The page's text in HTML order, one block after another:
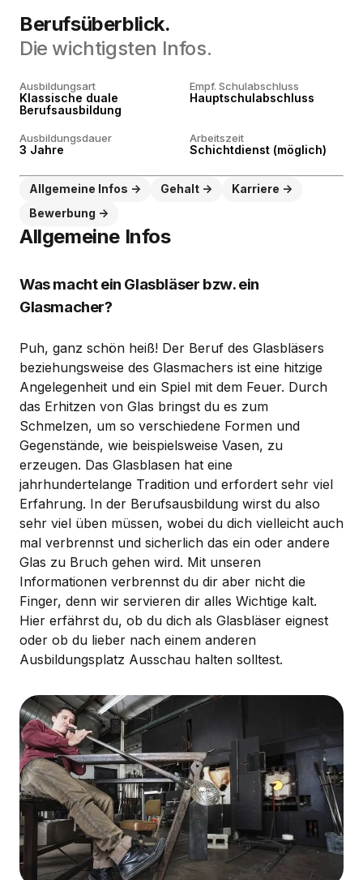
Berufsüberblick.
Die wichtigsten Infos.
Ausbildungsart
Klassische duale
Berufsausbildung
Empf. Schulabschluss
Hauptschulabschluss
Ausbildungsdauer
3 Jahre
Arbeitszeit
Schichtdienst (möglich)
Allgemeine Infos Gehalt
Karriere
Bewerbung
Allgemeine Infos
Was macht ein Glasbläser bzw. ein
Glasmacher?
Puh, ganz schön heiß! Der Beruf des Glasbläsers
beziehungsweise des Glasmachers ist eine hitzige
Angelegenheit und ein Spiel mit dem Feuer. Durch
das Erhitzen von Glas bringst du es zum
Schmelzen, um so verschiedene Formen und
Gegenstände, wie beispielsweise Vasen, zu
erzeugen. Das Glasblasen hat eine
jahrhundertelange Tradition und erfordert sehr viel
Erfahrung. In der Berufsausbildung wirst du also
sehr viel üben müssen, wobei du dich vielleicht auch
mal verbrennst und sicherlich das ein oder andere
Glas zu Bruch gehen wird. Mit unseren
Informationen verbrennst du dir aber nicht die
Finger, denn wir servieren dir alles Wichtige kalt.
Hier erfährst du, ob du dich als Glasbläser eignest
oder ob du lieber nach einem anderen
Ausbildungsplatz Ausschau halten solltest.